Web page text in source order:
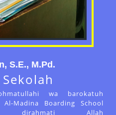
S.E., M.Pd.
wa barokatuh
Madina Boarding School
dirahmati Allah